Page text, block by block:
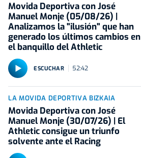
Movida Deportiva con José
Manuel Monje (05/08/26) |
Analizamos la "ilusión" que han
generado los últimos cambios en
el banquillo del Athletic
ESCUCHAR 52:42
LA MOVIDA DEPORTIVA BIZKAIA
Movida Deportiva con José
Manuel Monje (30/07/26) | El
Athletic consigue un triunfo
solvente ante el Racing